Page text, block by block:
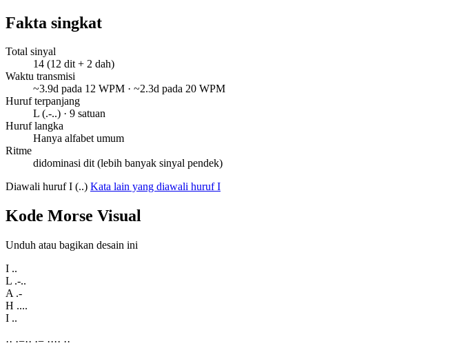
Fakta singkat
Total sinyal
14 (12 dit + 2 dah)
Waktu transmisi
~3.9d pada 12 WPM · ~2.3d pada 20 WPM
Huruf terpanjang
L (.-..) · 9 satuan
Huruf langka
Hanya alfabet umum
Ritme
didominasi dit (lebih banyak sinyal pendek)
Diawali huruf I (..) Kata lain yang diawali huruf I
Kode Morse Visual
Unduh atau bagikan desain ini
I ..
L .-..
A .-
H ....
I ..
·· ·−·· ·− ···· ··